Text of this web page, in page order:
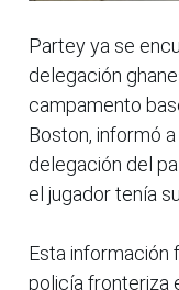
Partey ya se
delegación
campamento
Boston, informó
delegación del
el jugador tenía
Esta información
policía fronteriza